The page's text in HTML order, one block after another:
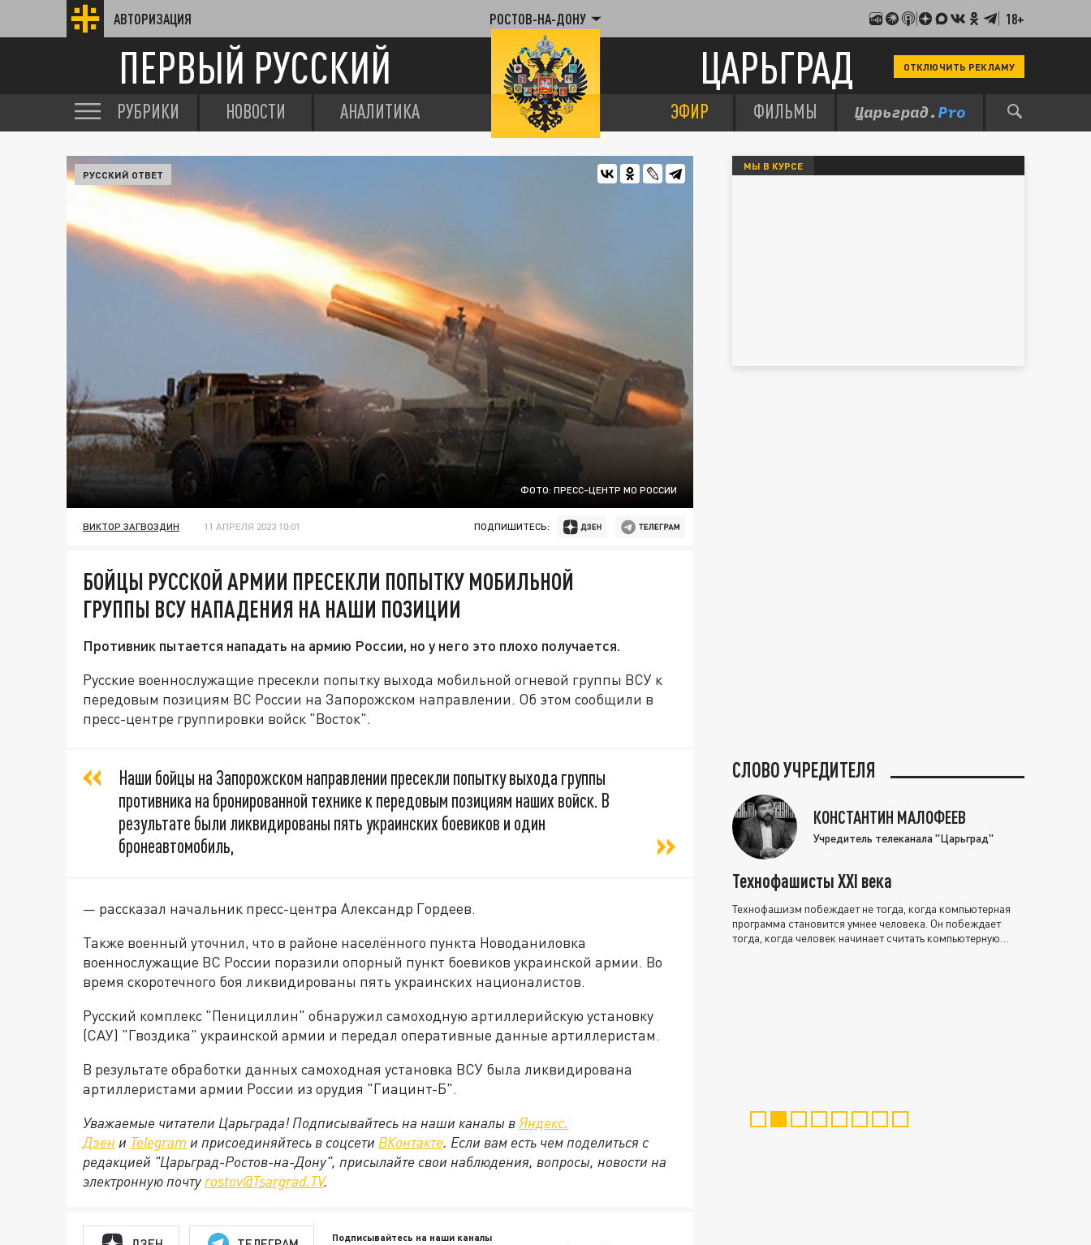
АВТОРИЗАЦИЯ РОСТОВ-НА-ДОНУ 18+
ПЕРВЫЙ РУССКИЙ ЦАРЬГРАД ОТКЛЮЧИТЬ РЕКЛАМУ
РУБРИКИ НОВОСТИ АНАЛИТИКА ЭФИР ФИЛЬМЫ
ФОТО: ПРЕСС-ЦЕНТР МО РОССИИ
РУССКИЙ ОТВЕТ
ВИКТОР ЗАГВОЗДИН 11 АПРЕЛЯ 2023 10:01 ПОДПИШИТЕСЬ:
БОЙЦЫ РУССКОЙ АРМИИ ПРЕСЕКЛИ ПОПЫТКУ МОБИЛЬНОЙ
ГРУППЫ ВСУ НАПАДЕНИЯ НА НАШИ ПОЗИЦИИ
Противник пытается нападать на армию России, но у него это плохо получается.
Русские военнослужащие пресекли попытку выхода мобильной огневой группы ВСУ к
передовым позициям ВС России на Запорожском направлении. Об этом сообщили в
пресс-центре группировки войск "Восток".
Наши бойцы на Запорожском направлении пресекли попытку выхода группы
противника на бронированной технике к передовым позициям наших войск. В
результате были ликвидированы пять украинских боевиков и один
бронеавтомобиль,
— рассказал начальник пресс-центра Александр Гордеев.
Также военный уточнил, что в районе населённого пункта Новоданиловка
военнослужащие ВС России поразили опорный пункт боевиков украинской армии. Во
время скоротечного боя ликвидированы пять украинских националистов.
Русский комплекс "Пенициллин" обнаружил самоходную артиллерийскую установку
(САУ) "Гвоздика" украинской армии и передал оперативные данные артиллеристам.
В результате обработки данных самоходная установка ВСУ была ликвидирована
артиллеристами армии России из орудия "Гиацинт-Б".
Уважаемые читатели Царьграда! Подписывайтесь на наши каналы вЯндекс.
Дзен и Telegram и присоединяйтесь в соцсети ВКонтакте. Если вам есть чем поделиться с
редакцией "Царьград-Ростов-на-Дону", присылайте свои наблюдения, вопросы, новости на
электронную почту rostov@Tsargrad.ТV.
Подписывайтесь на наши каналы
МЫ В КУРСЕ
СЛОВО УЧРЕДИТЕЛЯ
КОНСТАНТИН МАЛОФЕЕВ
Учредитель телеканала "Царьград"
Технофашисты XXI века
Технофашизм побеждает не тогда, когда компьютерная
программа становится умнее человека. Он побеждает
тогда, когда человек начинает считать компьютерную